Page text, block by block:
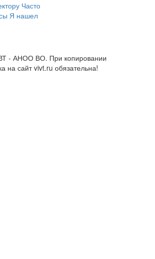
Часто
Я нашел
- АНОО ВО. При копировании
на сайт vivt.ru обязательна!